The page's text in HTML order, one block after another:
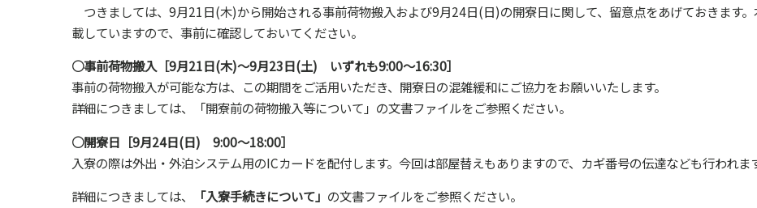
つきましては、9月21日(木)から開始される事前荷物搬入および9月24日(日)の開寮日に関して、留意点をあげておきます
載していますので、事前に確認しておいてください。
○事前荷物搬入［9月21日(木)～9月23日(土) いずれも9:00～16:30］
事前の荷物搬入が可能な方は、この期間をご活用いただき、開寮日の混雑緩和にご協力をお願いいたします。
詳細につきましては、「開寮前の荷物搬入等について」の文書ファイルをご参照ください。
○開寮日［9月24日(日) 9:00～18:00］
入寮の際は外出・外泊システム用のICカードを配付します。今回は部屋替えもありますので、カギ番号の伝達なども行われま
詳細につきましては、
「入寮手続きについて」 の文書ファイルをご参照ください。